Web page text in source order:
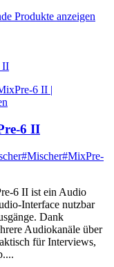
Produkte anzeigen
II
6 II
#Mischer#MixPre-
6 II ist ein Audio
Interface nutzbar
Dank
Audiokanäle über
für Interviews,